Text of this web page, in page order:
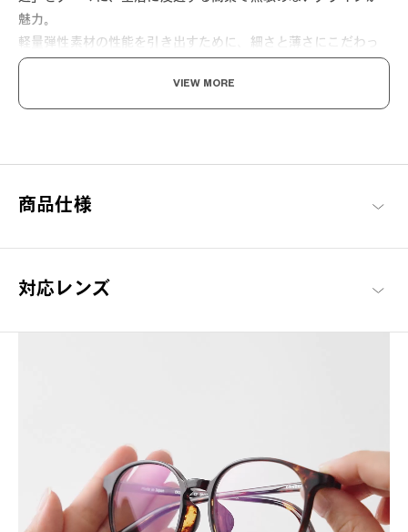
魅力。
軽量弾性素材の性能を引き出すために、細さと薄さにこだわっ
て設計されています。日本製の OSロックネジを採用し、長期間
細身でくせのないボストンシェイプです。顔馴染みが良く、フ
ここから始める 新しい日々。
VIEW MORE
商品仕様
対応レンズ